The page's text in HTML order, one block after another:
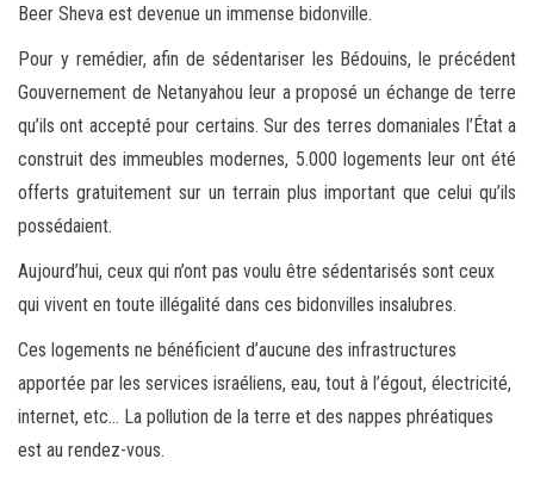
Beer Sheva est devenue un immense bidonville.
Pour y remédier, afin de sédentariser les Bédouins, le précédent
Gouvernement de Netanyahou leur a proposé un échange de terre
qu’ils ont accepté pour certains. Sur des terres domaniales l’État a
construit des immeubles modernes, 5.000 logements leur ont été
offerts gratuitement sur un terrain plus important que celui qu’ils
possédaient.
Aujourd’hui, ceux qui n’ont pas voulu être sédentarisés sont ceux
qui vivent en toute illégalité dans ces bidonvilles insalubres.
Ces logements ne bénéficient d’aucune des infrastructures
apportée par les services israéliens, eau, tout à l’égout, électricité,
internet, etc… La pollution de la terre et des nappes phréatiques
est au rendez-vous.